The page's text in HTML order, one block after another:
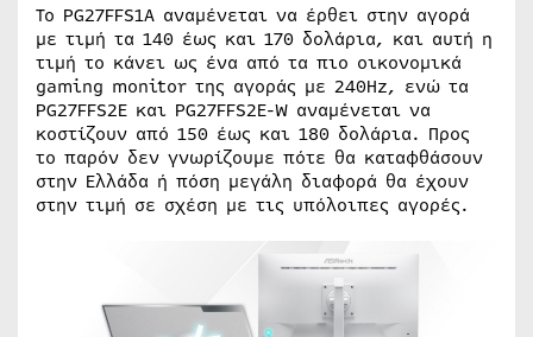
Το PG27FFS1A αναμένεται να έρθει στην αγορά
με τιμή τα 140 έως και 170 δολάρια, και αυτή η
τιμή το κάνει ως ένα από τα πιο οικονομικά
gaming monitor της αγοράς με 240Hz, ενώ τα
PG27FFS2E και PG27FFS2E-W αναμένεται να
κοστίζουν από 150 έως και 180 δολάρια. Προς
το παρόν δεν γνωρίζουμε πότε θα καταφθάσουν
στην Ελλάδα ή πόση μεγάλη διαφορά θα έχουν
στην τιμή σε σχέση με τις υπόλοιπες αγορές.